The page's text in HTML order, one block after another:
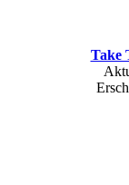
Take